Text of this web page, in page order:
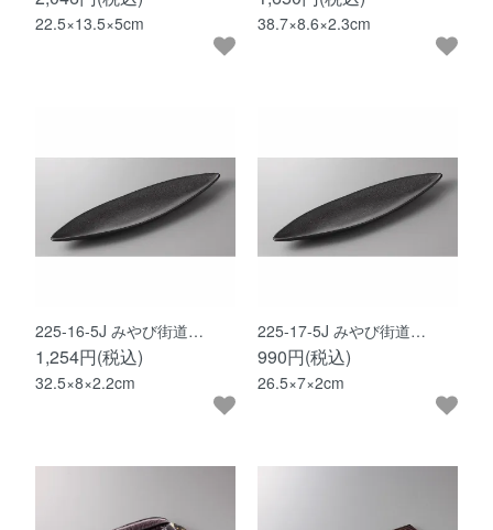
22.5×13.5×5cm 38.7×8.6×2.3cm
225-16-5J みやび街道…
1,254円(税込)
32.5×8×2.2cm
225-17-5J みやび街道…
990円(税込)
26.5×7×2cm